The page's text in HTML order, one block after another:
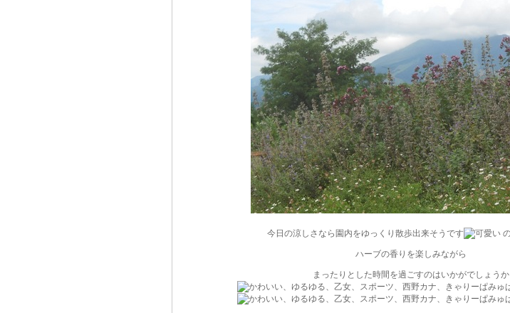
今日の涼しさなら園内をゆっくり散歩出来そうです
ハーブの香りを楽しみながら
まったりとした時間を過ごすのはいかがでしょうか